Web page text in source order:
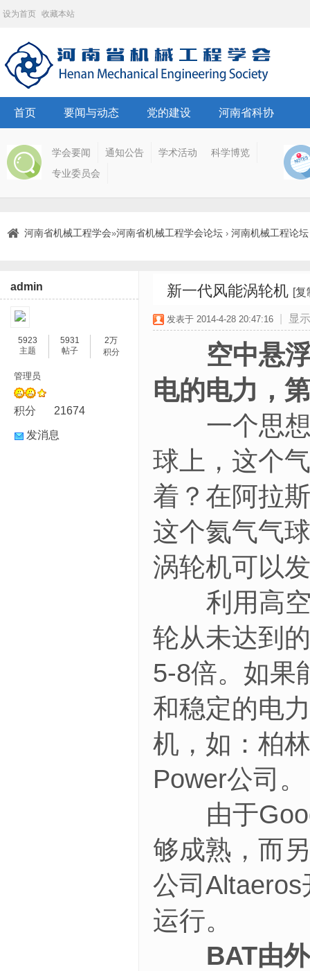
设为首页 收藏本站
首页 要闻与动态 党的建设 河南省科协
学会要闻 通知公告 学术活动
科学博览
专业委员会
河南省机械工程学会»河南省机械工程学会论坛 › 河南机械工程论坛
admin
5923
主题
5931
帖子
2万
积分
管理员
积分 21674
发消息
新一代风能涡轮机 [复
发表于 2014-4-28 20:47:16 显
空中悬浮
电的电力，
一个思想
球上，这个
着？在阿拉
这个氦气气
涡轮机可以
利用高空
轮从未达到
5-8倍。如果
和稳定的电
机，如：柏
Power公司。
由于
够成熟，而
公司
运行。
BAT由外